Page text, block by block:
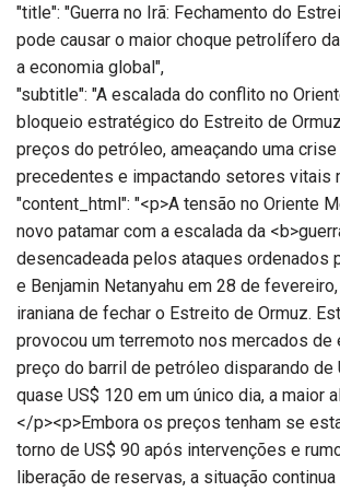
"title": "Guerra no Irã: Fechamento do
pode causar o maior choque petrolífero
a economia global",
"subtitle": "A escalada do conflito no
bloqueio estratégico do Estreito de
preços do petróleo, ameaçando uma
precedentes e impactando setores vitais
"content_html": "<p>A tensão no Oriente
novo patamar com a escalada da
desencadeada pelos ataques ordenados
e Benjamin Netanyahu em 28 de
iraniana de fechar o Estreito de Ormuz.
provocou um terremoto nos mercados de
preço do barril de petróleo disparando de
quase US$ 120 em um único dia, a maior
</p><p>Embora os preços tenham se
torno de US$ 90 após intervenções e
liberação de reservas, a situação